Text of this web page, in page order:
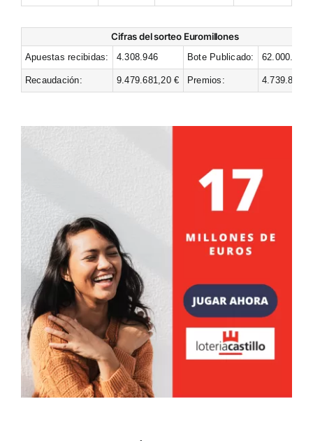
Cifras del sorteo Euromillones
Apuestas recibidas: 4.308.946 Bote Publicado: 62.000.000
Recaudación: 9.479.681,20 € Premios: